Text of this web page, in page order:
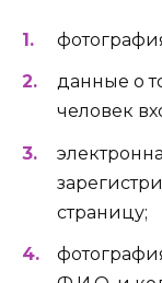
данные о
человек
страницу;